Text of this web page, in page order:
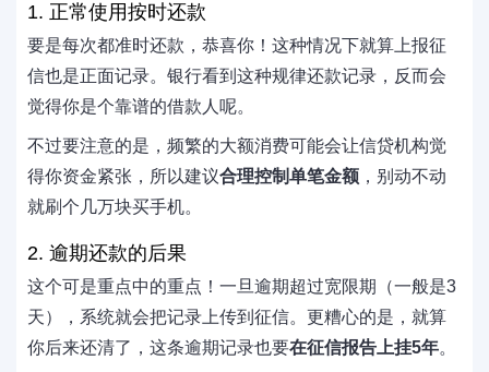
1. 正常使用按时还款
要是每次都准时还款，恭喜你！这种情况下就算上报征
信也是正面记录。银行看到这种规律还款记录，反而会
觉得你是个靠谱的借款人呢。
不过要注意的是，频繁的大额消费可能会让信贷机构觉
得你资金紧张，所以建议合理控制单笔金额 ，别动不动
就刷个几万块买手机。
2. 逾期还款的后果
这个可是重点中的重点！一旦逾期超过宽限期（一般是3
天），系统就会把记录上传到征信。更糟心的是，就算
你后来还清了，这条逾期记录也要在征信报告上挂5年。